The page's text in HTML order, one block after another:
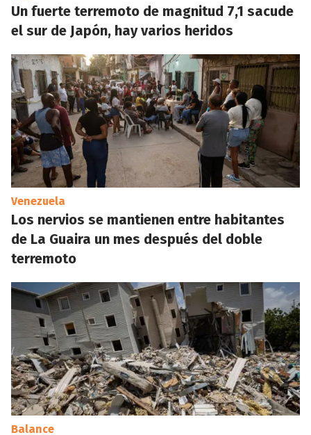
Un fuerte terremoto de magnitud 7,1 sacude
el sur de Japón, hay varios heridos
Venezuela
Los nervios se mantienen entre habitantes
de La Guaira un mes después del doble
terremoto
Balance